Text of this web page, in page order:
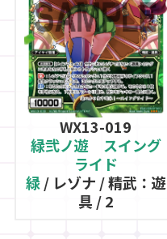
WX13-019
緑弐ノ遊 スイング
ライド
緑/ レゾナ / 精武：遊
具 / 2